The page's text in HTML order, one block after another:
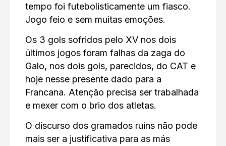
tempo foi futebolisticamente um fiasco.
Jogo feio e sem muitas emoções.
Os 3 gols sofridos pelo XV nos dois
últimos jogos foram falhas da zaga do
Galo, nos dois gols, parecidos, do CAT e
hoje nesse presente dado para a
Francana. Atenção precisa ser trabalhada
e mexer com o brio dos atletas.
O discurso dos gramados ruins não pode
mais ser a justificativa para as más